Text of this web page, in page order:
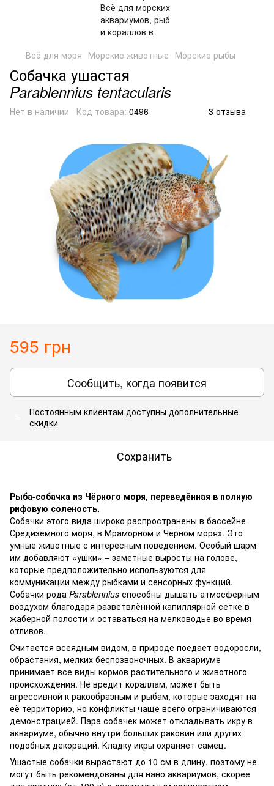
Всё для моря Морские животные Морские рыбы
Собачка ушастая
Parablennius tentacularis
Нет в наличии Код товара: 0496 3 отзыва
595 грн
Сообщить, когда появится
Постоянным клиентам доступны дополнительные
скидки
Сохранить
Рыба-собачка из Чёрного моря, переведённая в полную
рифовую соленость.
Собачки этого вида широко распространены в бассейне
Средиземного моря, в Мраморном и Черном морях. Это
умные животные с интересным поведением. Особый шарм
им добавляют «ушки» – заметные выросты на голове,
которые предположительно используются для
коммуникации между рыбками и сенсорных функций.
Собачки рода Parablennius способны дышать атмосферным
воздухом благодаря разветвлённой капиллярной сетке в
жаберной полости и оставаться на мелководье во время
отливов.
Считается всеядным видом, в природе поедает водоросли,
обрастания, мелких беспозвоночных. В аквариуме
принимает все виды кормов растительного и животного
происхождения. Не вредит кораллам, может быть
агрессивной к ракообразным и рыбам, которые заходят на
её территорию, но конфликты чаще всего ограничиваются
демонстрацией. Пара собачек может откладывать икру в
аквариуме, обычно внутри больших раковин или других
подобных декораций. Кладку икры охраняет самец.
Ушастые собачки вырастают до 10 см в длину, поэтому не
могут быть рекомендованы для нано аквариумов, скорее